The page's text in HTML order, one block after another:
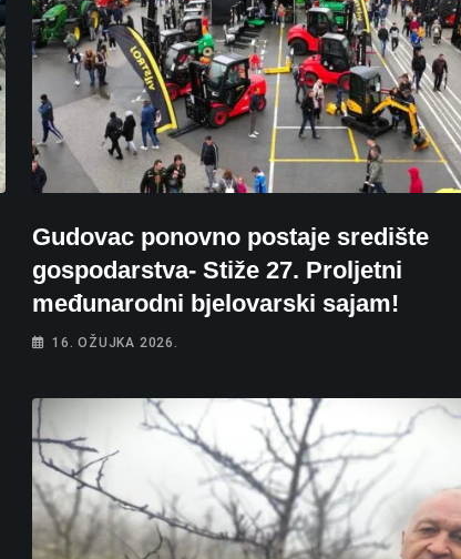
Gudovac ponovno postaje središte
gospodarstva- Stiže 27. Proljetni
međunarodni bjelovarski sajam!
16. OŽUJKA 2026.